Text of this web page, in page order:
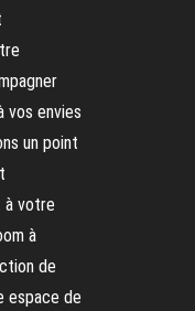
vos envies
un point
à votre
à
de
espace de